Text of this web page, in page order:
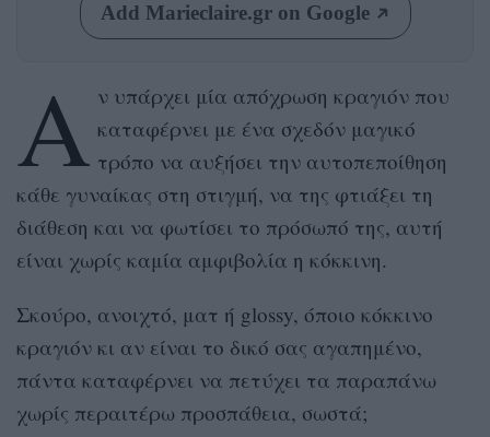
Add Marieclaire.gr on Google
Α ν υπάρχει μία απόχρωση κραγιόν που
καταφέρνει με ένα σχεδόν μαγικό
τρόπο να αυξήσει την αυτοπεποίθηση
κάθε γυναίκας στη στιγμή, να της φτιάξει τη
διάθεση και να φωτίσει το πρόσωπό της, αυτή
είναι χωρίς καμία αμφιβολία η κόκκινη.
Σκούρο, ανοιχτό, ματ ή glossy, όποιο κόκκινο
κραγιόν κι αν είναι το δικό σας αγαπημένο,
πάντα καταφέρνει να πετύχει τα παραπάνω
χωρίς περαιτέρω προσπάθεια, σωστά;